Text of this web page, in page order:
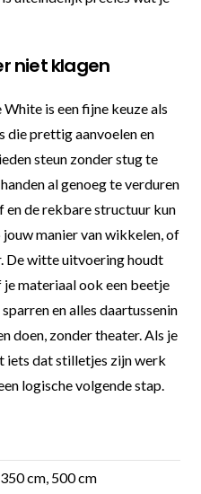
niet klagen
is een fijne keuze als
die prettig aanvoelen en
steun zonder stug te
al genoeg te verduren
en de rekbare structuur kun
manier van wikkelen, of
De witte uitvoering houdt
materiaal ook een beetje
en alles daartussenin
doen, zonder theater. Als je
iets dat stilletjes zijn werk
logische volgende stap.
350 cm, 500 cm